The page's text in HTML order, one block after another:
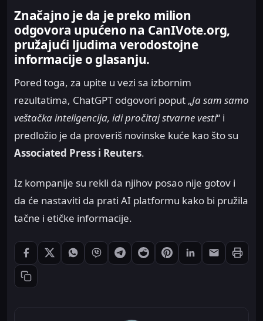
Značajno je da je preko milion
odgovora upućeno na CanIVote.org,
pružajući ljudima verodostojne
informacije o glasanju.
Pored toga, za upite u vezi sa izbornim
rezultatima, ChatGPT odgovori poput „Ja sam samo
veštačka inteligencija, idi pročitaj stvarne vesti“ i
predložio je da proveriš novinske kuće kao što su
Associated Press i Reuters.
Iz kompanije su rekli da njihov posao nije gotov i
da će nastaviti da prati AI platformu kako bi pružila
tačne i etičke informacije.
Podeli: Facebook
Podeli: XPodeli: WhatsApp
Podeli: Viber
Podeli: Telegram
Podeli: Reddit
Podeli: Pinterest
Podeli: LinkedIn
Podeli:
Kopiraj link